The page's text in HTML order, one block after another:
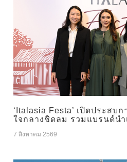
‘Italasia Festa’ เปิดประสบ
ใจกลางชิดลม รวมแบรนด์น
7 สิงหาคม 2569